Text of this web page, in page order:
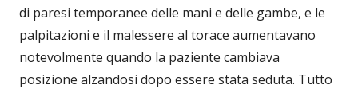
di paresi temporanee delle mani e delle gambe, e le
palpitazioni e il malessere al torace aumentavano
notevolmente quando la paziente cambiava
posizione alzandosi dopo essere stata seduta. Tutto